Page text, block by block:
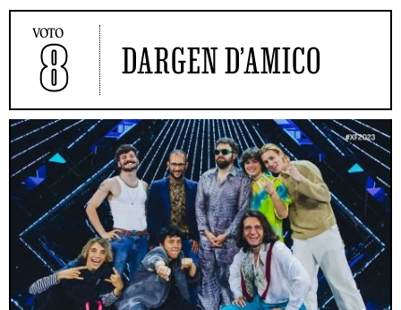
VOTO
8 DARGEN D’AMICO